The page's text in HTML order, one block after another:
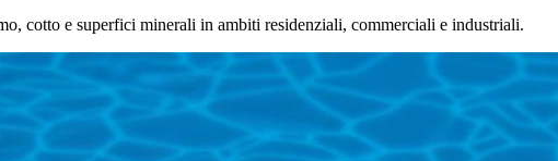
cotto e superfici minerali in ambiti residenziali, commerciali e industriali.